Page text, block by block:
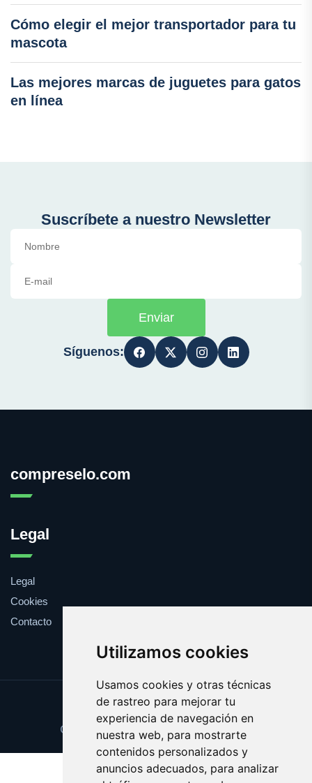
Utilizamos cookies
Usamos cookies y otras técnicas
de rastreo para mejorar tu
experiencia de navegación en
nuestra web, para mostrarte
contenidos personalizados y
anuncios adecuados, para analizar
Cómo elegir el mejor transportador para tu
mascota
Las mejores marcas de juguetes para gatos
en línea
Suscríbete a nuestro Newsletter
Enviar
Síguenos:
compreselo.com
Legal
Legal
Cookies
Contacto
Update cookies preferences
Copyright © 2025 compreselo.com